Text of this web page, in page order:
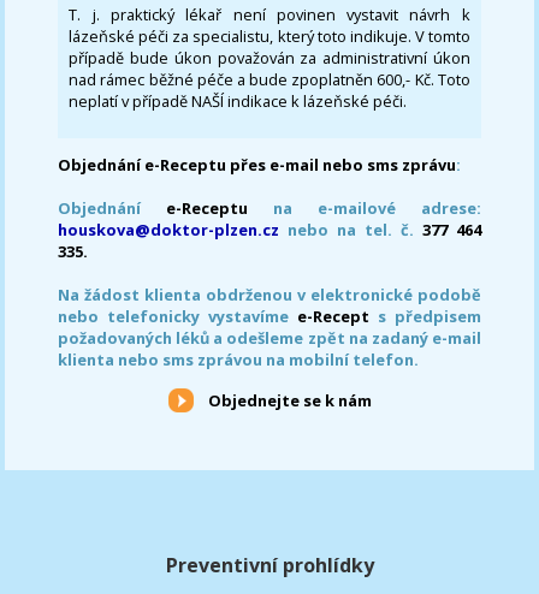
T. j. praktický lékař není povinen vystavit návrh k
lázeňské péči za specialistu, který toto indikuje. V tomto
případě bude úkon považován za administrativní úkon
nad rámec běžné péče a bude zpoplatněn 600,- Kč. Toto
neplatí v případě NAŠÍ indikace k lázeňské péči.
Objednání e-Receptu přes e-mail nebo sms zprávu:
Objednání e-Receptu na e-mailové adrese:
houskova@doktor-plzen.cz nebo na tel. č. 377 464
335.
Na žádost klienta obdrženou v elektronické podobě
nebo telefonicky vystavíme e-Recept s předpisem
požadovaných léků a odešleme zpět na zadaný e-mail
klienta nebo sms zprávou na mobilní telefon.
Objednejte se k nám
Preventivní prohlídky